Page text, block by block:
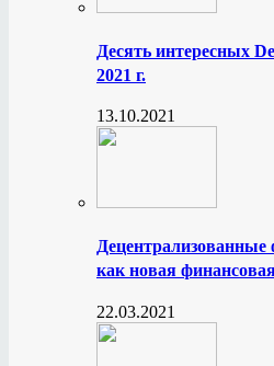
Десять интересных
2021 г.
13.10.2021
как новая
22.03.2021